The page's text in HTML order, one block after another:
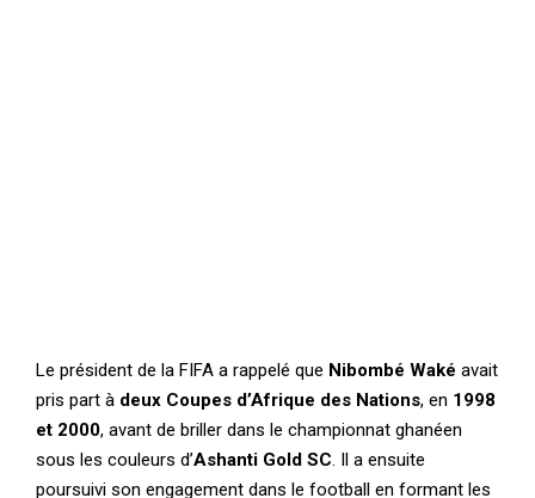
Le président de la FIFA a rappelé que Nibombé Waké avait
pris part à deux Coupes d’Afrique des Nations, en 1998
et 2000, avant de briller dans le championnat ghanéen
sous les couleurs d’Ashanti Gold SC . Il a ensuite
poursuivi son engagement dans le football en formant les